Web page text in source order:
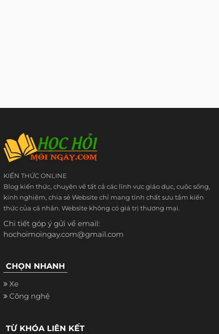
KIẾN THỨC ONLINE
Blog kiến thức, chuyên về tất cả các lĩnh vực giáo dục, cuộc sống,
kinh nghiệm, chia sẻ Website chỉ mang tính chất sưu tầm kiến
thức của cá nhân. Website không có giá trị thương mại.
Chi tiết góp ý gửi về email:
hochoimoingay.com@gmail.com
CHỌN NHANH
Xe
Công nghệ
TỪ KHÓA LIÊN KẾT